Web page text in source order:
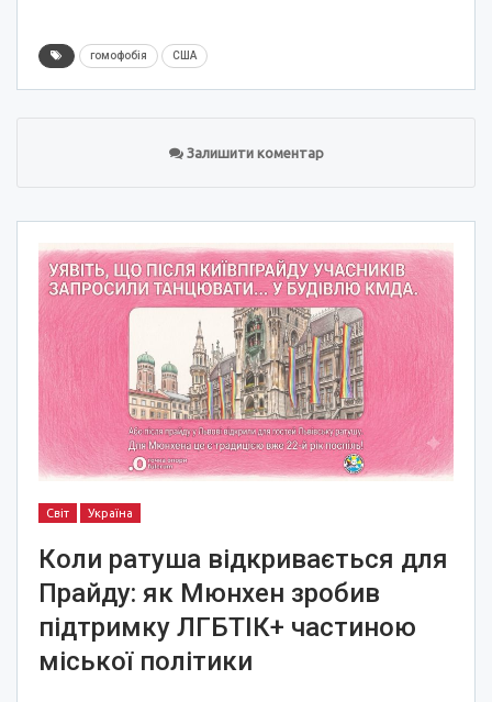
гомофобія США
Залишити коментар
Світ Україна
Коли ратуша відкривається для
Прайду: як Мюнхен зробив
підтримку ЛГБТІК+ частиною
міської політики